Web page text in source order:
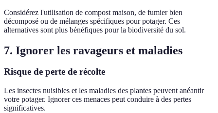
Considérez l'utilisation de compost maison, de fumier bien
décomposé ou de mélanges spécifiques pour potager. Ces
alternatives sont plus bénéfiques pour la biodiversité du sol.
7. Ignorer les ravageurs et maladies
Risque de perte de récolte
Les insectes nuisibles et les maladies des plantes peuvent anéantir
votre potager. Ignorer ces menaces peut conduire à des pertes
significatives.